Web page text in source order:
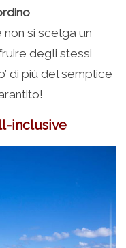
si scelga un
degli stessi
di più del semplice
inclusive